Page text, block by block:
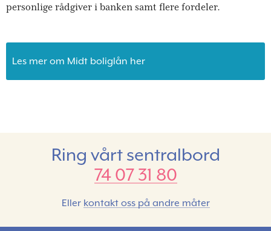
personlige rådgiver i banken samt flere fordeler.
Les mer om Midt boliglån her
Ring vårt sentralbord
74 07 31 80
Eller kontakt oss på andre måter